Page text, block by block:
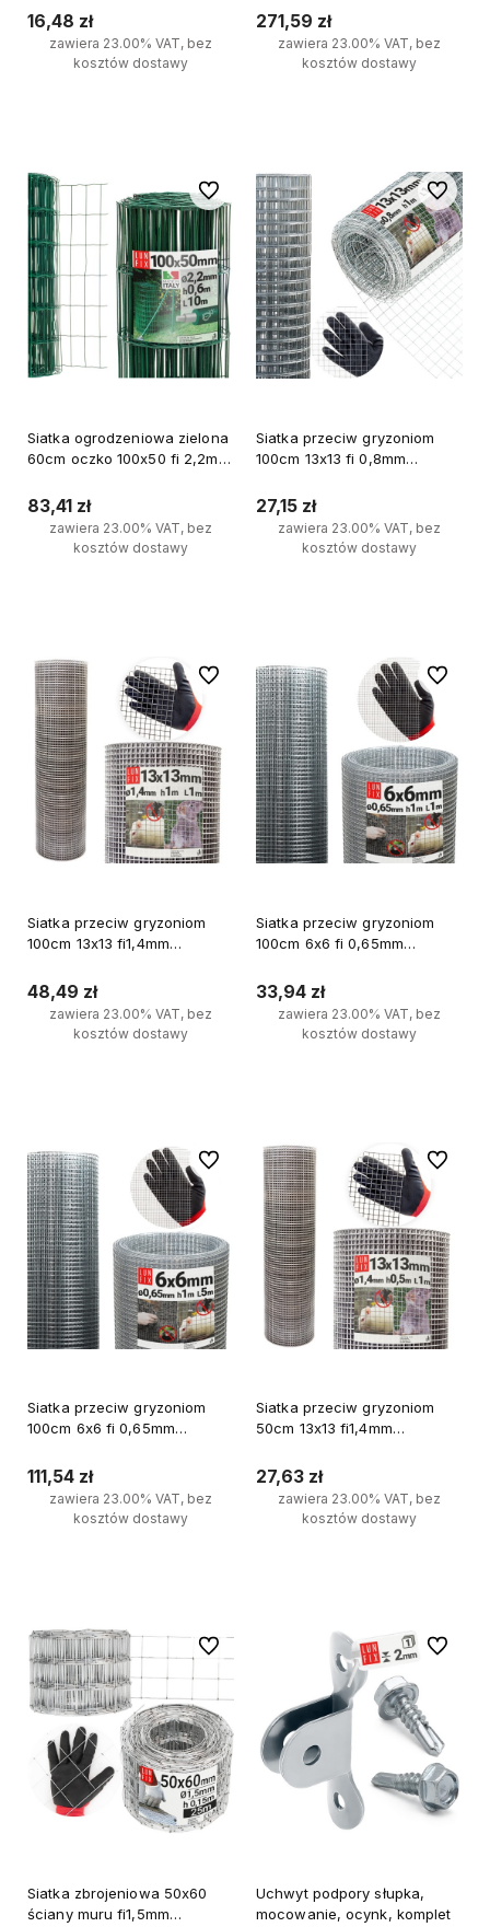
16,48 zł
zawiera 23.00% VAT, bez
kosztów dostawy
271,59 zł
zawiera 23.00% VAT, bez
kosztów dostawy
Siatka ogrodzeniowa zielona
60cm oczko 100x50 fi 2,2mm
powlekana PCV 10mb
83,41 zł
zawiera 23.00% VAT, bez
kosztów dostawy
Do ulubionych
Siatka przeciw gryzoniom
100cm 13x13 fi 0,8mm
27,15 zł
zawiera 23.00% VAT, bez
kosztów dostawy
Do
Siatka przeciw gryzoniom
100cm 13x13 fi1,4mm
48,49 zł
zawiera 23.00% VAT, bez
kosztów dostawy
Do ulubionych
Siatka przeciw gryzoniom
100cm 6x6 fi 0,65mm
33,94 zł
zawiera 23.00% VAT, bez
kosztów dostawy
Do
Siatka przeciw gryzoniom
100cm 6x6 fi 0,65mm
111,54 zł
zawiera 23.00% VAT, bez
kosztów dostawy
Do ulubionych
Siatka przeciw gryzoniom
50cm 13x13 fi1,4mm
27,63 zł
zawiera 23.00% VAT, bez
kosztów dostawy
Do
Siatka zbrojeniowa 50x60
ściany muru fi1,5mm
Do ulubionych
Uchwyt podpory słupka,
mocowanie, ocynk, komplet
Do